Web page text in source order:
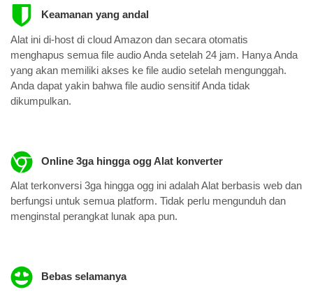
Keamanan yang andal
Alat ini di-host di cloud Amazon dan secara otomatis
menghapus semua file audio Anda setelah 24 jam. Hanya Anda
yang akan memiliki akses ke file audio setelah mengunggah.
Anda dapat yakin bahwa file audio sensitif Anda tidak
dikumpulkan.
Online 3ga hingga ogg Alat konverter
Alat terkonversi 3ga hingga ogg ini adalah Alat berbasis web dan
berfungsi untuk semua platform. Tidak perlu mengunduh dan
menginstal perangkat lunak apa pun.
Bebas selamanya